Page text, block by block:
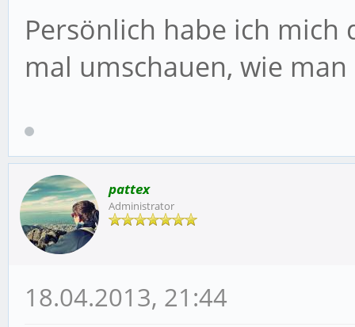
Persönlich habe ich
mal umschauen, wie
pattex
Administrator
18.04.2013, 21:44